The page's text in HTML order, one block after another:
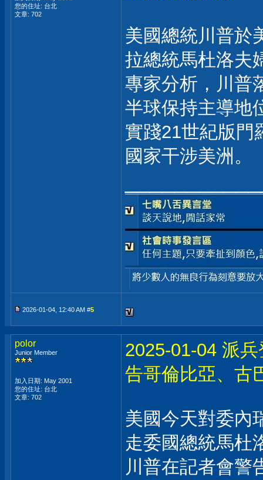
您的住址: 台北
文章: 702
美國總統川普於
拉總統馬杜洛夫
專家分析，川普
半球保持主導地
實踐21世紀版門
國家干涉美洲。
2026-01-04, 12:40 AM #5
polor
Junior Member
加入日期: May 2001
您的住址: 台北
文章: 702
2025-01-04 派
告哥倫比亞、古
美國今天對委內
走委國總統馬杜
川普在記者會警